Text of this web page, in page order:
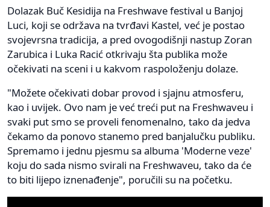
Dolazak Buč Kesidija na Freshwave festival u Banjoj
Luci, koji se održava na tvrđavi Kastel, već je postao
svojevrsna tradicija, a pred ovogodišnji nastup Zoran
Zarubica i Luka Racić otkrivaju šta publika može
očekivati na sceni i u kakvom raspoloženju dolaze.
"Možete očekivati dobar provod i sjajnu atmosferu,
kao i uvijek. Ovo nam je već treći put na Freshwaveu i
svaki put smo se proveli fenomenalno, tako da jedva
čekamo da ponovo stanemo pred banjalučku publiku.
Spremamo i jednu pjesmu sa albuma 'Moderne veze'
koju do sada nismo svirali na Freshwaveu, tako da će
to biti lijepo iznenađenje", poručili su na početku.